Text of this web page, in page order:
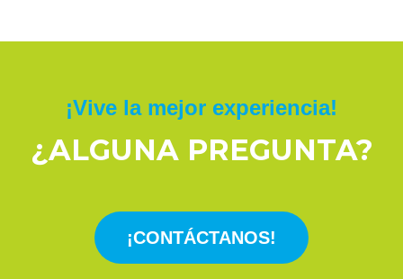
¡Vive la mejor experiencia!
¿ALGUNA PREGUNTA?
¡CONTÁCTANOS!